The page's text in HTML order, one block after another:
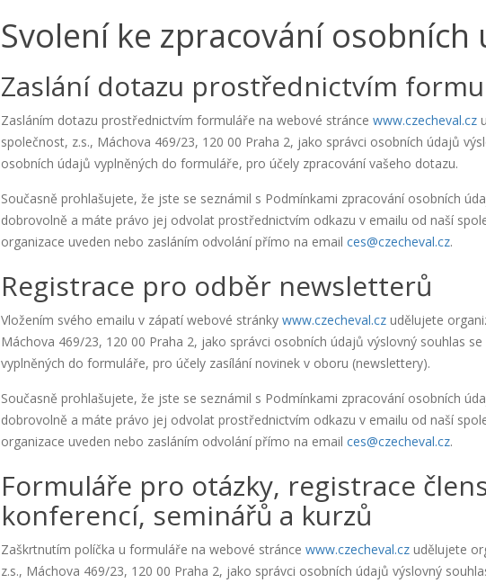
Svolení ke zpracování osobních
Zaslání dotazu prostřednictvím
Zasláním dotazu prostřednictvím formuláře na webové stránce www.czecheval.cz
společnost, z.s., Máchova 469/23, 120 00 Praha 2, jako správci osobních údajů
osobních údajů vyplněných do formuláře, pro účely zpracování vašeho dotazu.
Současně prohlašujete, že jste se seznámil s Podmínkami zpracování osobních
dobrovolně a máte právo jej odvolat prostřednictvím odkazu v emailu od naší
organizace uveden nebo zasláním odvolání přímo na email ces@czecheval.cz.
Registrace pro odběr newsletterů
Vložením svého emailu v zápatí webové stránky www.czecheval.cz udělujete
Máchova 469/23, 120 00 Praha 2, jako správci osobních údajů výslovný souhlas
vyplněných do formuláře, pro účely zasílání novinek v oboru (newslettery).
Současně prohlašujete, že jste se seznámil s Podmínkami zpracování osobních
dobrovolně a máte právo jej odvolat prostřednictvím odkazu v emailu od naší
organizace uveden nebo zasláním odvolání přímo na email ces@czecheval.cz.
Formuláře pro otázky, registrace
konferencí, seminářů a kurzů
Zaškrtnutím políčka u formuláře na webové stránce www.czecheval.cz udělujete
z.s., Máchova 469/23, 120 00 Praha 2, jako správci osobních údajů výslovný